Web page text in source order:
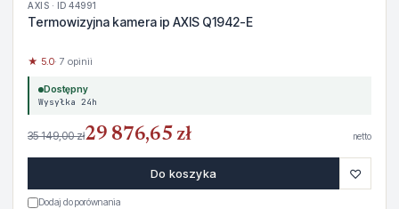
AXIS · ID 44991
Termowizyjna kamera ip AXIS Q1942-E
★ 5.0· 7 opinii
Dostępny
Wysyłka 24h
35 149,00 zł29 876,65 zł netto
Do koszyka ♡
Dodaj do porównania